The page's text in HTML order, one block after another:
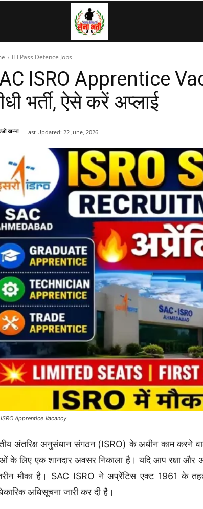
Army,
Airforce,
Police….
ITI Pass Defence Jobs
ISRO Apprentice
भर्ती, ऐसे करें अप्लाई
खन्ना Last Updated: 22 June, 2026
Apprentice Vacancy
अंतरिक्ष अनुसंधान संगठन (ISRO) के अधीन काम करने
के लिए एक शानदार अवसर निकाला है। यदि आप रक्षा और
मौका है। SAC ISRO ने अप्रेंटिस एक्ट 1961 के
अधिसूचना जारी कर दी है।